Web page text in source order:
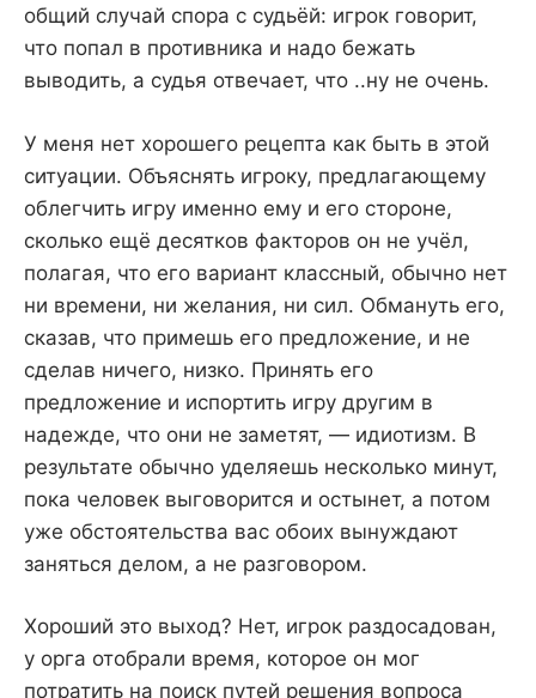
общий случай спора с судьёй: игрок говорит,
что попал в противника и надо бежать
выводить, а судья отвечает, что ..ну не очень.
У меня нет хорошего рецепта как быть в этой
ситуации. Объяснять игроку, предлагающему
облегчить игру именно ему и его стороне,
сколько ещё десятков факторов он не учёл,
полагая, что его вариант классный, обычно нет
ни времени, ни желания, ни сил. Обмануть его,
сказав, что примешь его предложение, и не
сделав ничего, низко. Принять его
предложение и испортить игру другим в
надежде, что они не заметят, — идиотизм. В
результате обычно уделяешь несколько минут,
пока человек выговорится и остынет, а потом
уже обстоятельства вас обоих вынуждают
заняться делом, а не разговором.
Хороший это выход? Нет, игрок раздосадован,
у орга отобрали время, которое он мог
потратить на поиск путей решения вопроса